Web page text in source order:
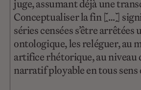
juge, assumant déjà une
Conceptualiser la fin […]
séries censées s’être
ontologique, les reléguer, au
artifice rhétorique, au niveau
narratif ployable en tous